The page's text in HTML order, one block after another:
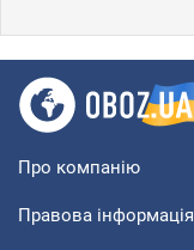
Про компанію
Правова інформація